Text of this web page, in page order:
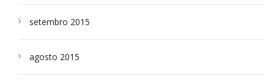
setembro 2015
agosto 2015